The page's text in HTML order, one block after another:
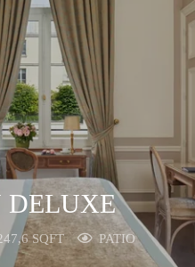
DELUXE
SQFT
PATIO